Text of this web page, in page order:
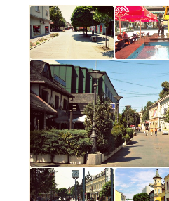
E-Brochure
Откриј Српску